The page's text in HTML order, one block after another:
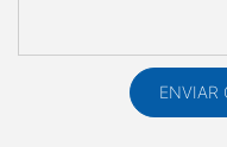
ENVIAR